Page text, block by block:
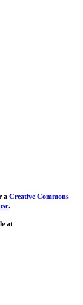
a Creative Commons
.
at